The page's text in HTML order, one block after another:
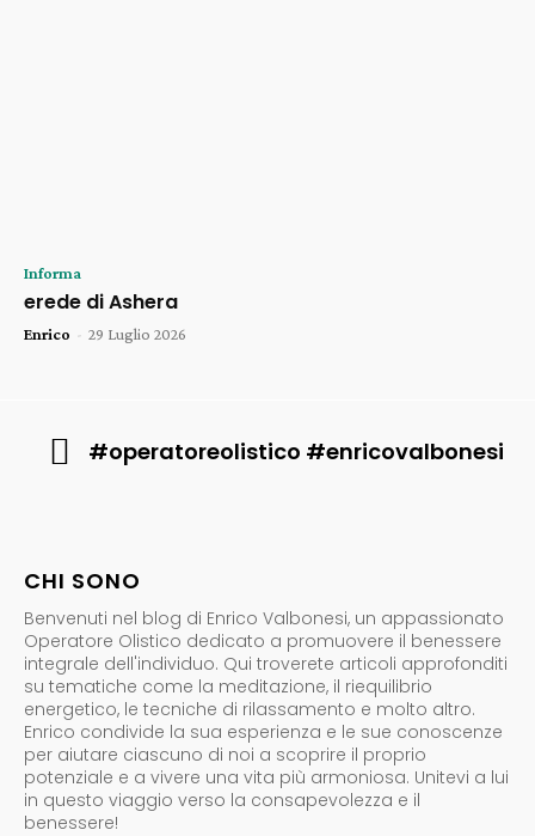
Informa
erede di Ashera
Enrico - 29 Luglio 2026
#operatoreolistico #enricovalbonesi
CHI SONO
Benvenuti nel blog di Enrico Valbonesi, un appassionato
Operatore Olistico dedicato a promuovere il benessere
integrale dell'individuo. Qui troverete articoli approfonditi
su tematiche come la meditazione, il riequilibrio
energetico, le tecniche di rilassamento e molto altro.
Enrico condivide la sua esperienza e le sue conoscenze
per aiutare ciascuno di noi a scoprire il proprio
potenziale e a vivere una vita più armoniosa. Unitevi a lui
in questo viaggio verso la consapevolezza e il
benessere!